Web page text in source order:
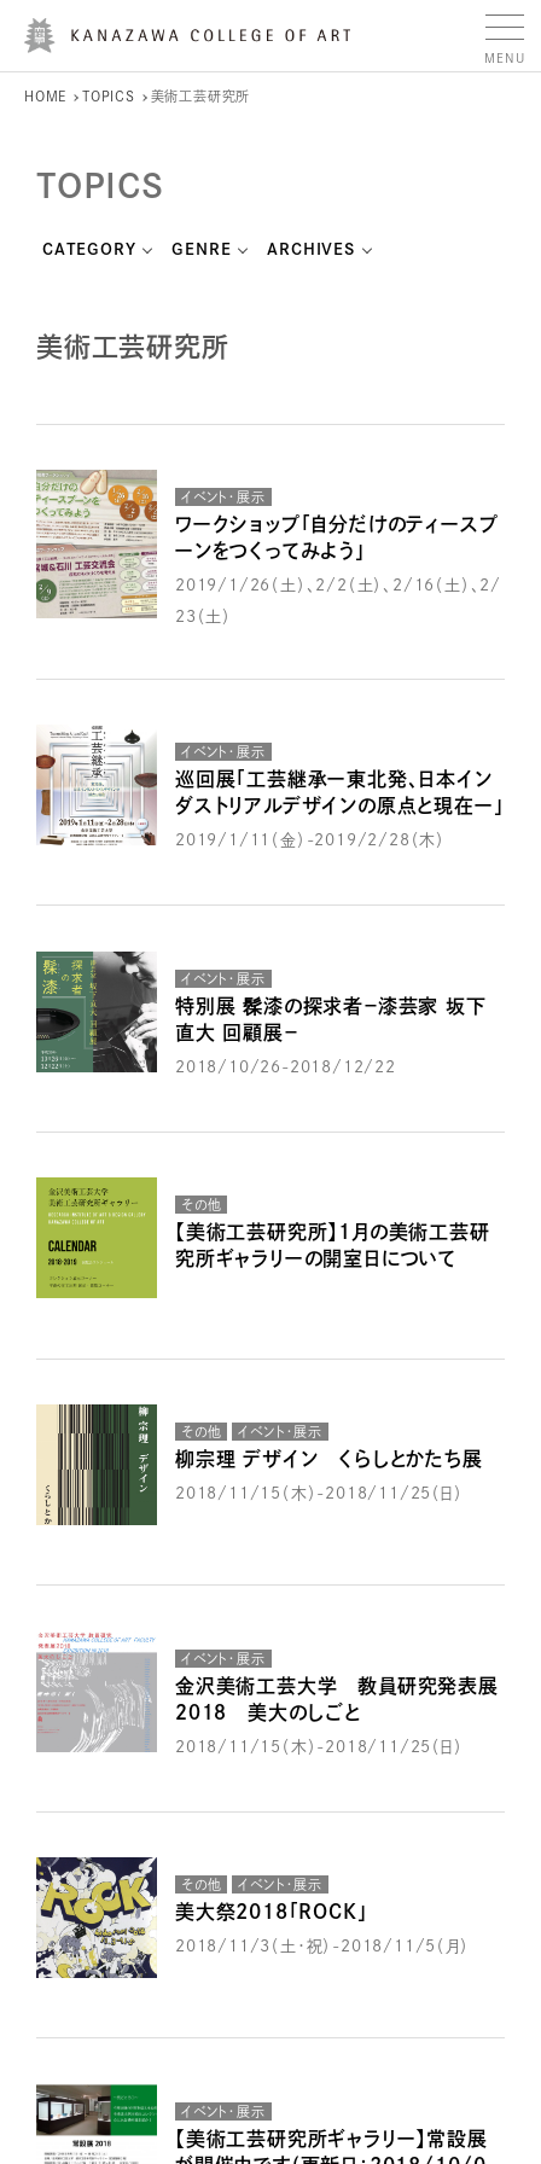
HOME TOPICS 美術工芸研究所
TOPICS
CATEGORY GENRE ARCHIVES
美術工芸研究所
イベント・展示
ワークショップ「自分だけのティースプ
ーンをつくってみよう」
2019/1/26（土）、2/2（土）、2/16（土）、2/
23（土）
イベント・展示
巡回展「工芸継承ー東北発、日本イン
ダストリアルデザインの原点と現在ー」
2019/1/11（金）-2019/2/28（木）
イベント・展示
特別展 髹漆の探求者－漆芸家 坂下
直大 回顧展－
2018/10/26-2018/12/22
その他
【美術工芸研究所】1月の美術工芸研
究所ギャラリーの開室日について
その他 イベント・展示
柳宗理 デザイン くらしとかたち展
2018/11/15（木）-2018/11/25（日）
イベント・展示
金沢美術工芸大学 教員研究発表展
２０１８ 美大のしごと
2018/11/15（木）-2018/11/25（日）
その他 イベント・展示
美大祭2018「ROCK」
2018/11/3（土・祝）-2018/11/5（月）
イベント・展示
【美術工芸研究所ギャラリー】常設展